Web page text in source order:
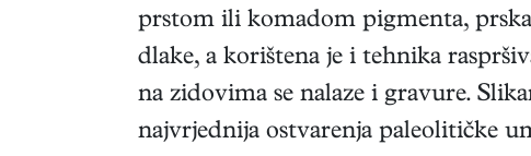
prstom ili komadom pigmenta,
dlake, a korištena je i tehnika
na zidovima se nalaze i gravure.
najvrjednija ostvarenja paleolitičke